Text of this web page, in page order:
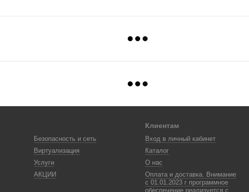
Безопасность и сеть
Виртуализация
Услуги
АКЦИИ
Клиентам
Вход в личный кабинет
Каталог
О нас
Оплата и доставка. Внимание
с 01.01.2023 г программное
обеспечение реализуется с